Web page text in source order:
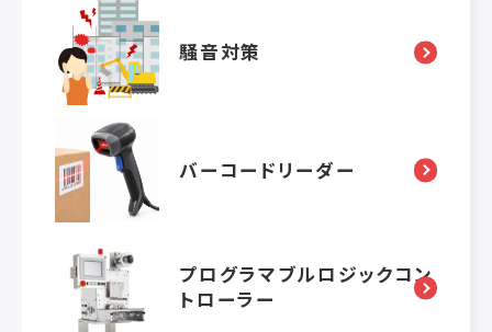
騒音対策
バーコードリーダー
プログラマブルロジックコン
トローラー